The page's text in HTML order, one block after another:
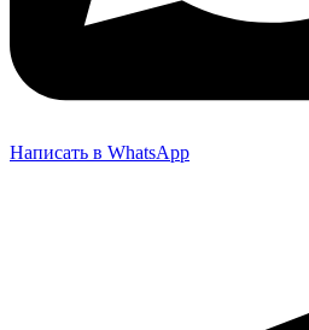
Написать в WhatsApp